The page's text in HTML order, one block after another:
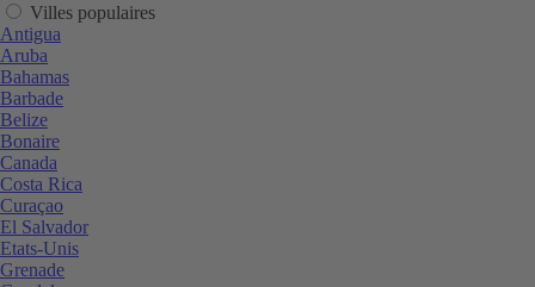
Villes populaires
Antigua
Aruba
Bahamas
Barbade
Belize
Bonaire
Canada
Costa Rica
Curaçao
El Salvador
Etats-Unis
Grenade